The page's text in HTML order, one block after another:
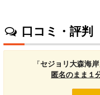
口コミ・評判
『セジョリ大森海岸
匿名のまま１